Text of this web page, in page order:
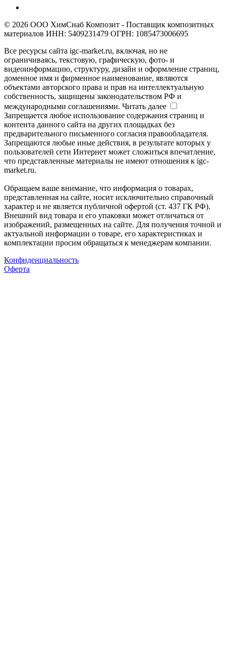
© 2026 ООО ХимСнаб Композит - Поставщик композитных
материалов ИНН: 5409231479 ОГРН: 1085473006695
Все ресурсы сайта igc-market.ru, включая, но не
ограничиваясь, текстовую, графическую, фото- и
видеоинформацию, структуру, дизайн и оформление страниц,
доменное имя и фирменное наименование, являются
объектами авторского права и прав на интеллектуальную
собственность, защищены законодательством РФ и
международными соглашениями. Читать далее
Запрещается любое использование содержания страниц и
контента данного сайта на других площадках без
предварительного письменного согласия правообладателя.
Запрещаются любые иные действия, в результате которых у
пользователей сети Интернет может сложиться впечатление,
что представленные материалы не имеют отношения к igc-
market.ru.
Обращаем ваше внимание, что информация о товарах,
представленная на сайте, носит исключительно справочный
характер и не является публичной офертой (ст. 437 ГК РФ).
Внешний вид товара и его упаковки может отличаться от
изображений, размещенных на сайте. Для получения точной и
актуальной информации о товаре, его характеристиках и
комплектации просим обращаться к менеджерам компании.
Конфиденциальность
Оферта